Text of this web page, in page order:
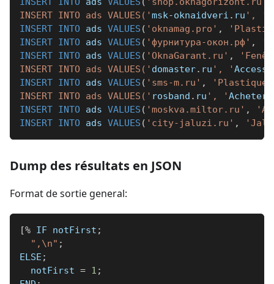
INSERT INTO ads VALUES('msk-oknaidveri . ru ', '
INSERT INTO ads VALUES ( 'oknamag.pro' ,
INSERT INTO ads VALUES ( 'фурнитура-окон.рф' ,
INSERT INTO ads VALUES ( 'OknaGarant.ru' ,
INSERT INTO ads VALUES(' domaster. ru ', '
INSERT INTO ads VALUES ( 'sms-m.ru' ,
'Plastique
INSERT INTO ads VALUES(' rosband . ru ', '
INSERT INTO ads VALUES ( 'moskva.miltor.ru' ,
INSERT INTO ads VALUES ( 'city-jaluzi.ru' ,
Dump des résultats en JSON
Format de sortie general:
[% IF notFirst ;
",\n" ;
ELSE ;
  notFirst
= 1 ;